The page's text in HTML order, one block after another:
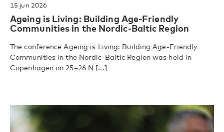
15 jun 2026
Ageing is Living: Building Age-Friendly
Communities in the Nordic-Baltic Region
The conference Ageing is Living: Building Age-Friendly
Communities in the Nordic-Baltic Region was held in
Copenhagen on 25–26 N [...]